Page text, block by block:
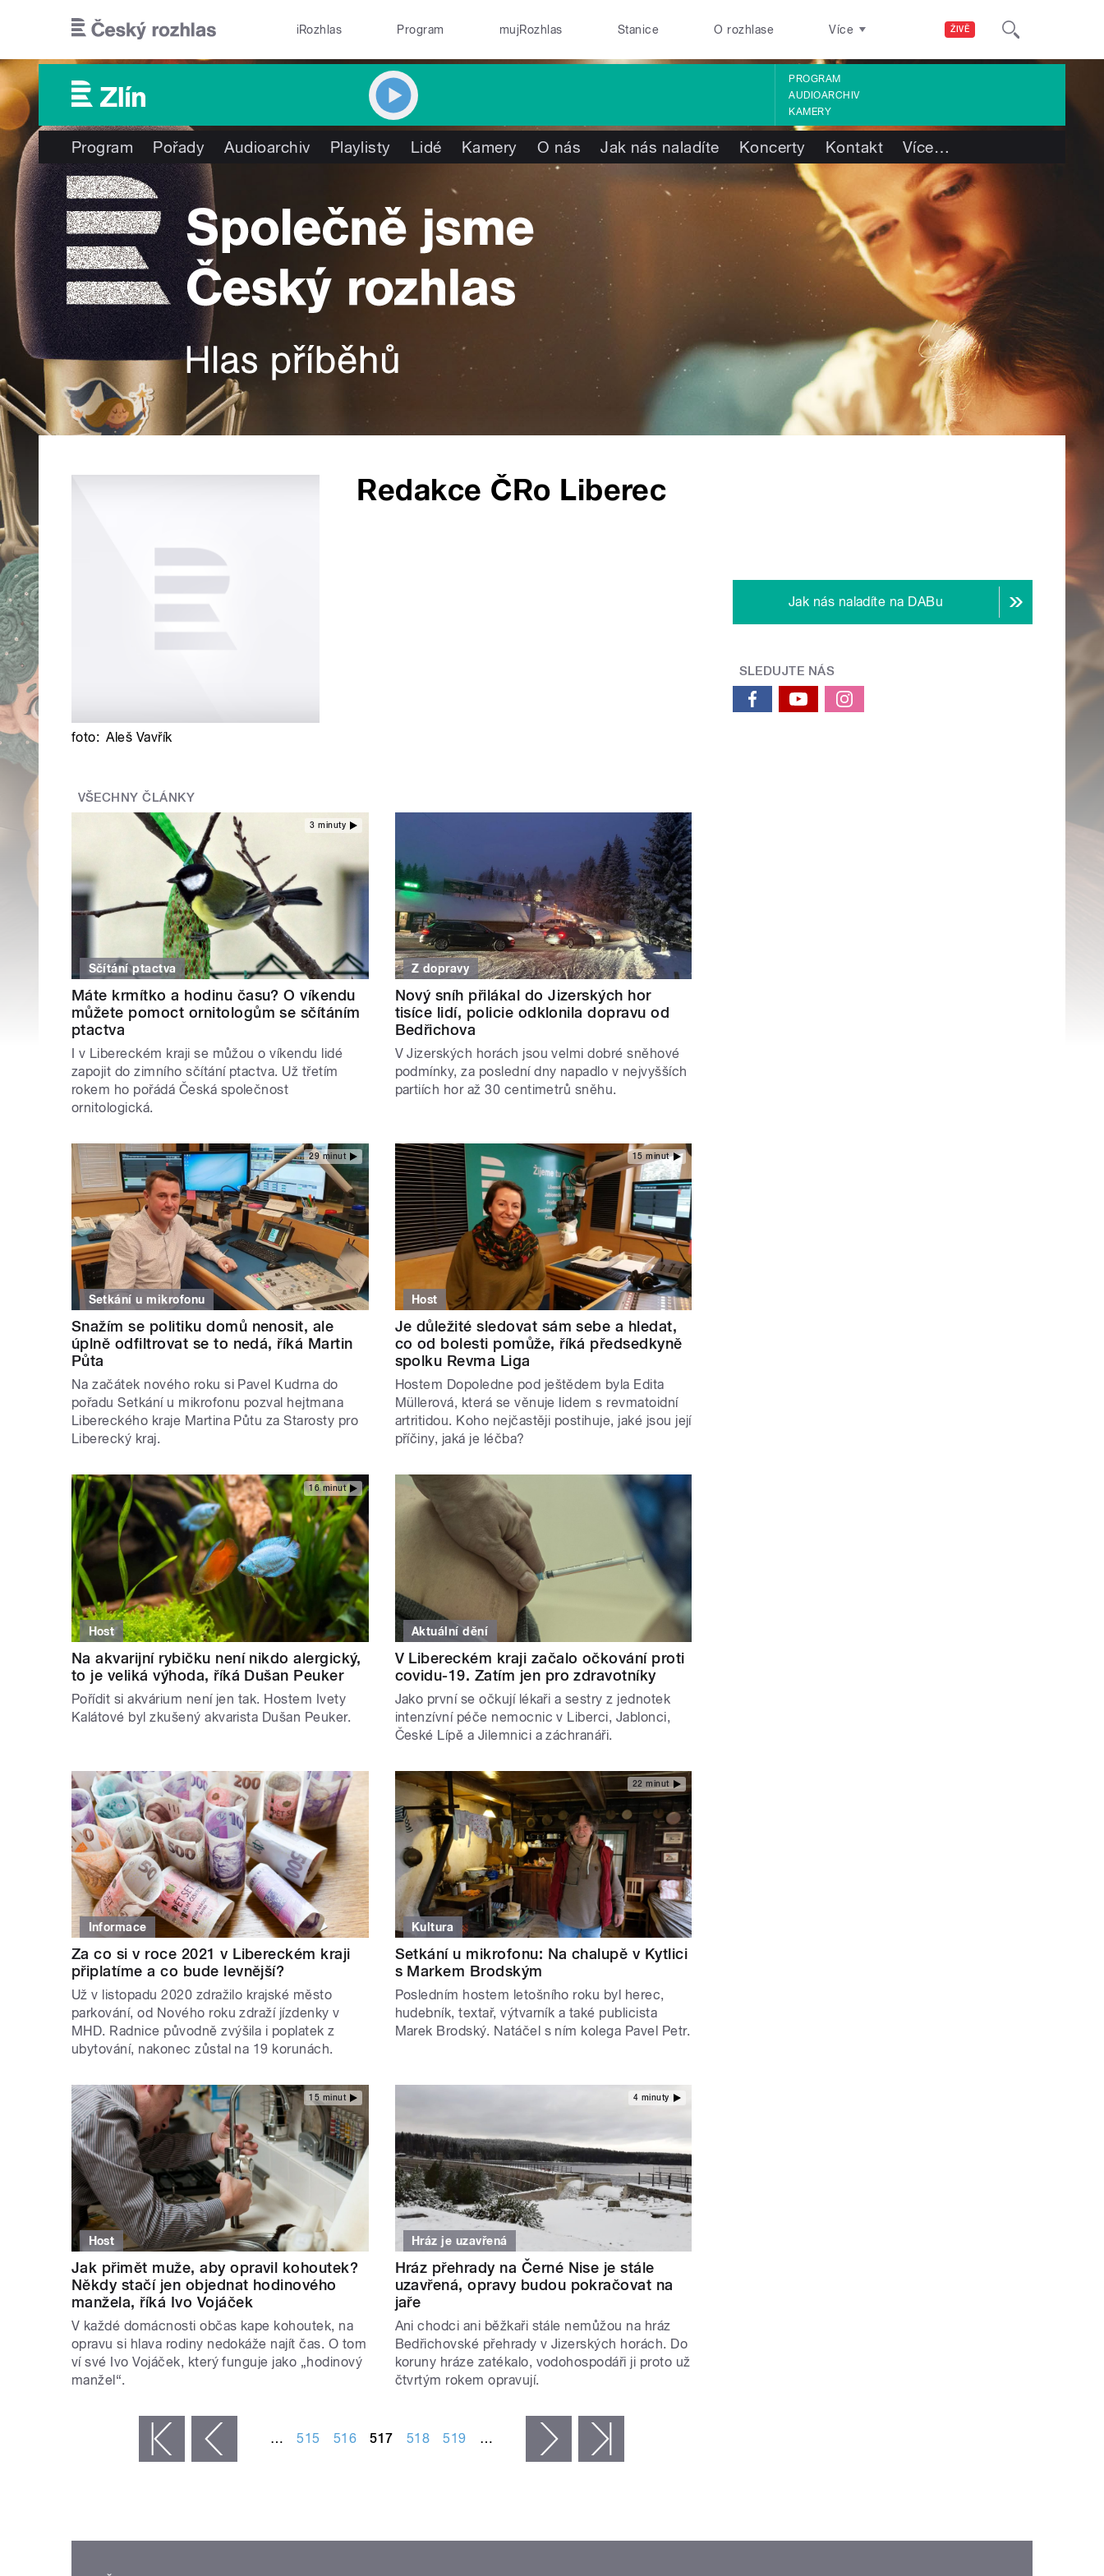
ŽIVĚ
iRozhlas Program mujRozhlas Stanice O rozhlase Více
PROGRAM
AUDIOARCHIV
KAMERY
Program Pořady Audioarchiv Playlisty Lidé Kamery O nás Jak nás naladíte Koncerty Kontakt Více…
Redakce ČRo Liberec
foto: Aleš Vavřík
VŠECHNY ČLÁNKY
3 minuty
Sčítání ptactva
Máte krmítko a hodinu času? O víkendu
můžete pomoct ornitologům se sčítáním
ptactva
I v Libereckém kraji se můžou o víkendu lidé
zapojit do zimního sčítání ptactva. Už třetím
rokem ho pořádá Česká společnost
ornitologická.
Z dopravy
Nový sníh přilákal do Jizerských hor
tisíce lidí, policie odklonila dopravu od
Bedřichova
V Jizerských horách jsou velmi dobré sněhové
podmínky, za poslední dny napadlo v nejvyšších
partiích hor až 30 centimetrů sněhu.
29 minut
Setkání u mikrofonu
Snažím se politiku domů nenosit, ale
úplně odfiltrovat se to nedá, říká Martin
Půta
Na začátek nového roku si Pavel Kudrna do
pořadu Setkání u mikrofonu pozval hejtmana
Libereckého kraje Martina Půtu za Starosty pro
Liberecký kraj.
15 minut
Host
Je důležité sledovat sám sebe a hledat,
co od bolesti pomůže, říká předsedkyně
spolku Revma Liga
Hostem Dopoledne pod ještědem byla Edita
Müllerová, která se věnuje lidem s revmatoidní
artritidou. Koho nejčastěji postihuje, jaké jsou její
příčiny, jaká je léčba?
16 minut
Host
Na akvarijní rybičku není nikdo alergický,
to je veliká výhoda, říká Dušan Peuker
Pořídit si akvárium není jen tak. Hostem Ivety
Kalátové byl zkušený akvarista Dušan Peuker.
Aktuální dění
V Libereckém kraji začalo očkování proti
covidu-19. Zatím jen pro zdravotníky
Jako první se očkují lékaři a sestry z jednotek
intenzívní péče nemocnic v Liberci, Jablonci,
České Lípě a Jilemnici a záchranáři.
Informace
Za co si v roce 2021 v Libereckém kraji
připlatíme a co bude levnější?
Už v listopadu 2020 zdražilo krajské město
parkování, od Nového roku zdraží jízdenky v
MHD. Radnice původně zvýšila i poplatek z
ubytování, nakonec zůstal na 19 korunách.
22 minut
Kultura
Setkání u mikrofonu: Na chalupě v Kytlici
s Markem Brodským
Posledním hostem letošního roku byl herec,
hudebník, textař, výtvarník a také publicista
Marek Brodský. Natáčel s ním kolega Pavel Petr.
15 minut
Host
Jak přimět muže, aby opravil kohoutek?
Někdy stačí jen objednat hodinového
manžela, říká Ivo Vojáček
V každé domácnosti občas kape kohoutek, na
opravu si hlava rodiny nedokáže najít čas. O tom
ví své Ivo Vojáček, který funguje jako „hodinový
manžel“.
4 minuty
Hráz je uzavřená
Hráz přehrady na Černé Nise je stále
uzavřená, opravy budou pokračovat na
jaře
Ani chodci ani běžkaři stále nemůžou na hráz
Bedřichovské přehrady v Jizerských horách. Do
koruny hráze zatékalo, vodohospodáři ji proto už
čtvrtým rokem opravují.
‹ předchozí … 515 516 517 518 519 … následující ›
Jak nás naladíte na DABu
SLEDUJTE NÁS